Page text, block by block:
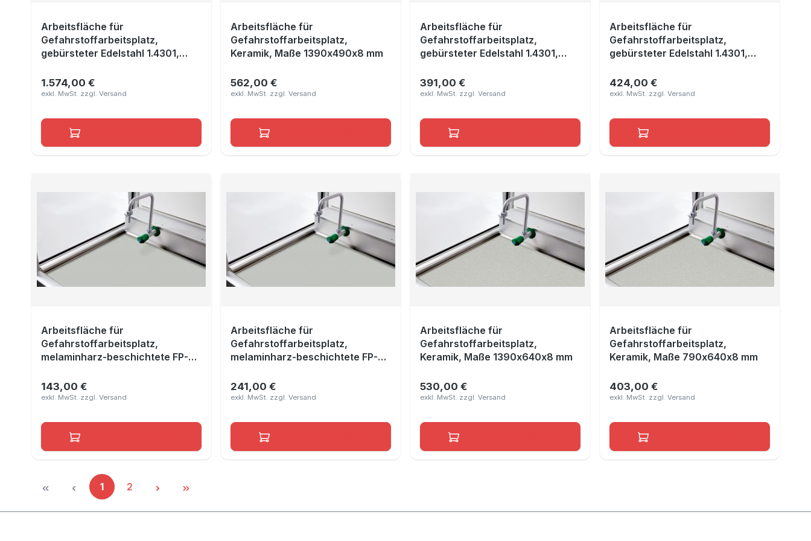
Arbeitsfläche für
Gefahrstoffarbeitsplatz,
gebürsteter Edelstahl 1.4301,
Regulärer Preis:
1.574,00 €
Arbeitsfläche für
Gefahrstoffarbeitsplatz,
Keramik, Maße 1390x490x8 mm
Regulärer Preis:
562,00 €
Arbeitsfläche für
Gefahrstoffarbeitsplatz,
gebürsteter Edelstahl 1.4301,
Regulärer Preis:
391,00 €
Arbeitsfläche für
Gefahrstoffarbeitsplatz,
gebürsteter Edelstahl 1.4301,
Regulärer Preis:
424,00 €
Arbeitsfläche für
Gefahrstoffarbeitsplatz,
melaminharz-beschichtete FP-
790x490x10 mm
Regulärer Preis:
143,00 €
Arbeitsfläche für
Gefahrstoffarbeitsplatz,
melaminharz-beschichtete FP-
1390x640x10 mm
Regulärer Preis:
241,00 €
Arbeitsfläche für
Gefahrstoffarbeitsplatz,
Keramik, Maße 1390x640x8 mm
Regulärer Preis:
530,00 €
Arbeitsfläche für
Gefahrstoffarbeitsplatz,
Keramik, Maße 790x640x8 mm
Regulärer Preis:
403,00 €
Seite
1 Seite
2